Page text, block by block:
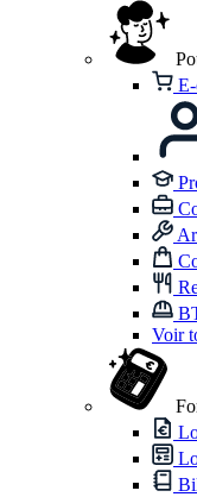
Voir